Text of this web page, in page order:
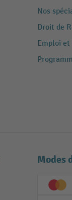
Nos
Droit de
Emploi et
Modes